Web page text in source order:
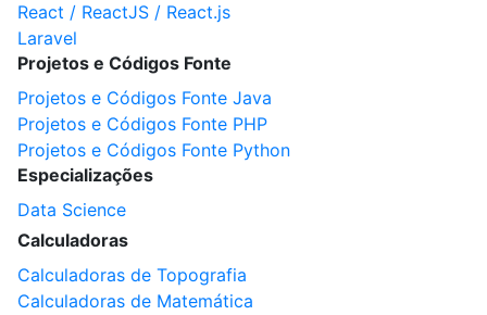
React / ReactJS / React.js
Laravel
Projetos e Códigos Fonte
Projetos e Códigos Fonte Java
Projetos e Códigos Fonte PHP
Projetos e Códigos Fonte Python
Especializações
Data Science
Calculadoras
Calculadoras de Topografia
Calculadoras de Matemática